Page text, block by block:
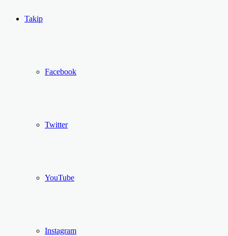
...
Ol
Takip
Facebook
Twitter
YouTube
Instagram